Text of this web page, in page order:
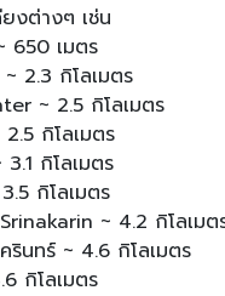
งต่างๆ เช่น
650 เมตร
2.3 กิโลเมตร
~ 2.5 กิโลเมตร
กิโลเมตร
กิโลเมตร
กิโลเมตร
~ 4.2 กิโลเมต
นทร์ ~ 4.6 กิโลเมตร
กิโลเมตร